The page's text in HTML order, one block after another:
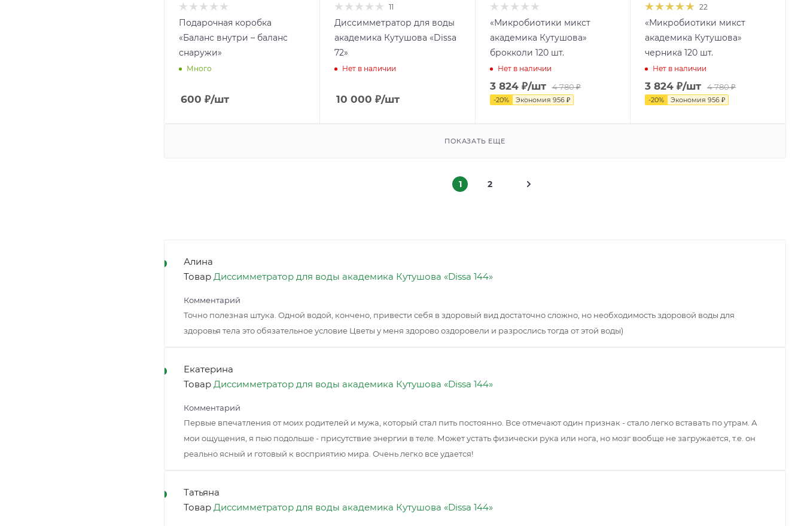
Подарочная коробка
«Баланс внутри – баланс
снаружи»
Много
600 ₽/шт
11
Диссимметратор для воды
академика Кутушова «Dissa
72»
Нет в наличии
10 000 ₽/шт
«Микробиотики микст
академика Кутушова»
брокколи 120 шт.
Нет в наличии
3 824₽/шт 4 780₽
-20% Экономия 956₽
22
«Микробиотики микст
академика Кутушова»
черника 120 шт.
Нет в наличии
3 824 ₽/шт 4 780₽
-20% Экономия956 ₽
ПОКАЗАТЬ ЕЩЕ
1 2
Алина
Товар Диссимметратор для воды академика Кутушова «Dissa 144»
Комментарий
Точно полезная штука. Одной водой, кончено, привести себя в здоровый вид достаточно сложно, но необходимость здоровой воды для
здоровья тела это обязательное условие Цветы у меня здорово оздоровели и разрослись тогда от этой воды)
Екатерина
Товар Диссимметратор для воды академика Кутушова «Dissa 144»
Комментарий
Первые впечатления от моих родителей и мужа, который стал пить постоянно. Все отмечают один признак - стало легко вставать по утрам. А
мои ощущения, я пью подольше - присутствие энергии в теле. Может устать физически рука или нога, но мозг вообще не загружается, т.е. он
реально ясный и готовый к восприятию мира. Очень легко все удается!
Татьяна
Товар Диссимметратор для воды академика Кутушова «Dissa 144»